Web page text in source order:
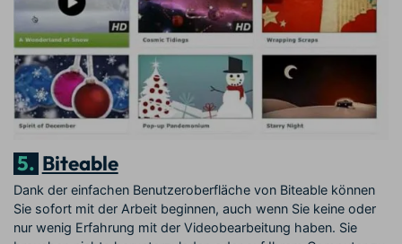
5. Biteable
Dank der einfachen Benutzeroberfläche von Biteable können
Sie sofort mit der Arbeit beginnen, auch wenn Sie keine oder
nur wenig Erfahrung mit der Videobearbeitung haben. Sie